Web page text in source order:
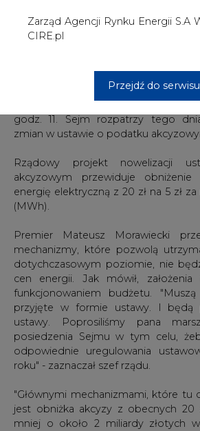
Premier Mateusz Morawiecki
mechanizmy, które pozwolą
cen energii. Jak mówił,
funkcjonowaniem budżetu.
przyjęte w formie ustawy. I będą
ustawy. Poprosiliśmy pana
posiedzenia Sejmu w tym celu,
odpowiednie uregulowania
roku" - zaznaczał szef rządu.
"Głównymi mechanizmami, które tu
jest obniżka akcyzy z obecnych 20
mniej o około 2 miliardy złotych w
podmiotów" - mówił premier.
trzeba liczyć również VAT, około 0,5
# Energetyka #kraj
Artykuł powstał bez wsparcia narzędzi
Wydawca portalu CIRE zgadza się na
szkoleń treningowych LLM.
KOMENTARZE
TREŚĆ KOMENTARZA